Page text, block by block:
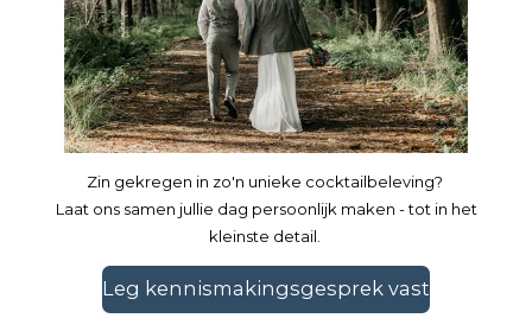
Zin gekregen in zo'n unieke cocktailbeleving?
Laat ons samen jullie dag persoonlijk maken - tot in het
kleinste detail.
Leg kennismakingsgesprek vast